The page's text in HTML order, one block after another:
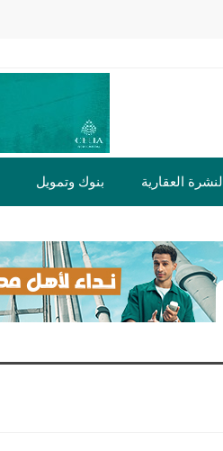
النشرة العقارية بنوك وتمويل